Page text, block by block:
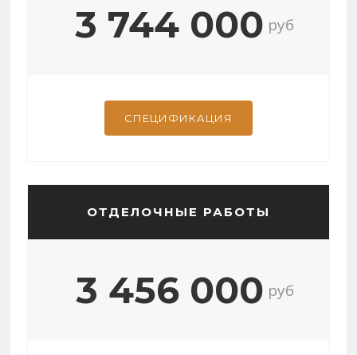
3 744 000 руб
СПЕЦИФИКАЦИЯ
ОТДЕЛОЧНЫЕ РАБОТЫ
3 456 000 руб